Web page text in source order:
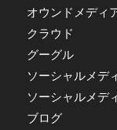
オウンドメディ
クラウド
グーグル
ソーシャルメデ
ソーシャルメデ
ブログ